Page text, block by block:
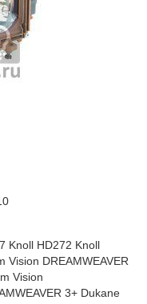
Knoll HD272 Knoll
Vision DREAMWEAVER
Vision
3+ Dukane